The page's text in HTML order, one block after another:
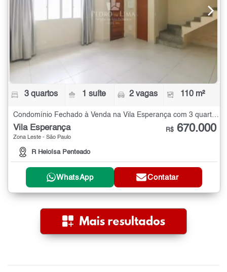
3 quartos 1 suíte 2 vagas 110 m²
Vila Esperança
Zona Leste - São Paulo
R Heloísa Penteado
R$ 670.000
WhatsApp Contatar